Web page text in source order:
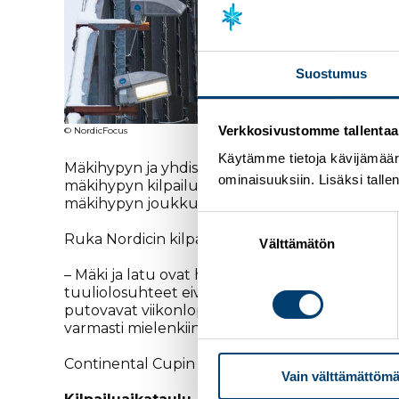
Suostumus
Verkkosivustomme
Käytämme tietoja
ominaisuuksiin. Lisäksi
valinta
Välttämätön
Vain
© NordicFocus
Mäkihypyn ja yhdistetyn Continental Cupeja
mäkihypyn kilpailuohjelmassa on kaksi
mäkihypyn joukkuetta.
Ruka Nordicin kilpailupäällikönJukka
– Mäki ja latu ovat hyvässä kunnossa, mutta
tuuliolosuhteet eivät parane, käytämme
putovavat viikonloppuna noin viiteen
varmasti mielenkiintoiset kilpailut aikaan, avaa
Continental Cupin kilpailuviikonloppu